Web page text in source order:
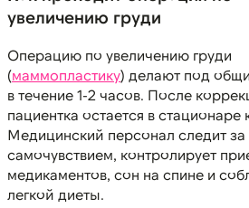
увеличению груди
Операцию по увеличению груди
(маммопластику) делают под
в течение 1-2 часов. После
пациентка остается в стационаре
Медицинский персонал следит за
самочувствием, контролирует
медикаментов, сон на спине и
легкой диеты.